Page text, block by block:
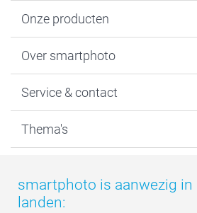
Onze producten
Fotoboeken
Fotocadeaus
Kaarten
Over smartphoto
Vacatures
Bestelproces
Privacy
Cookiebeleid
Service & contact
Tevredenheidsgarantie
smartbonus
smartfriends
Thema's
Moederdag
Vaderdag
smartphoto is aanwezig in
landen: